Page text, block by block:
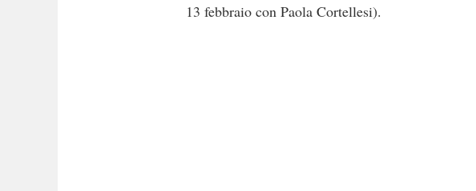
13 febbraio con Paola Cortellesi).